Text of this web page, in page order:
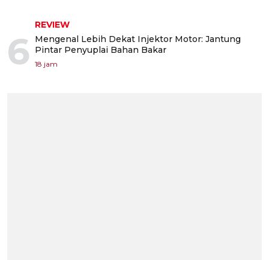
6
REVIEW
Mengenal Lebih Dekat Injektor Motor: Jantung
Pintar Penyuplai Bahan Bakar
18 jam